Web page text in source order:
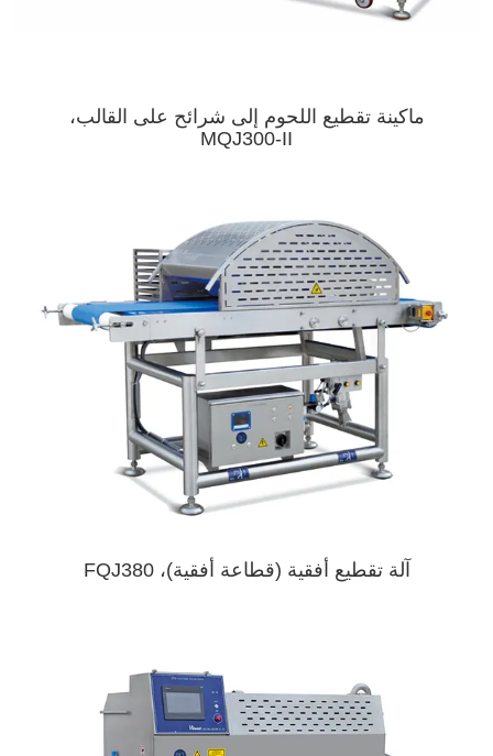
ماكينة تقطيع اللحوم إلى شرائح على القالب،
MQJ300-II
آلة تقطيع أفقية (قطاعة أفقية)، FQJ380